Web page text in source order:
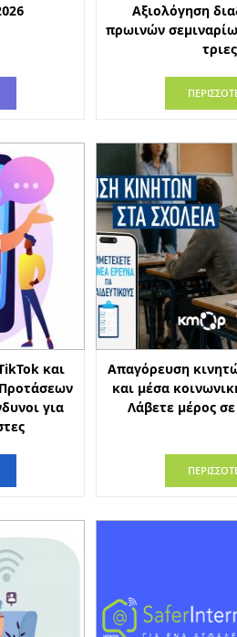
Αξιολόγηση
πρωινών
τριες
και
για
Απαγόρευση
και μέσα
Λάβετε μέρος